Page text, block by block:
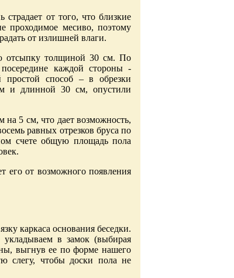
от того, что близкие
проходимое месиво, поэтому
от излишней влаги.
отсыпку толщиной 30 см. По
каждой стороны -
способ – в обрезки
и длинной 30 см, опустили
5 см, что дает возможность,
равных отрезков бруса по
счете общую площадь пола
его от возможного появления
каркаса основания беседки.
в замок (выбирая
выгнув ее по форме нашего
слегу, чтобы доски пола не